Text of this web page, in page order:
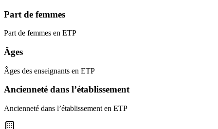
Part de femmes
Part de femmes en ETP
Âges
Âges des enseignants en ETP
Ancienneté dans l’établissement
Ancienneté dans l’établissement en ETP